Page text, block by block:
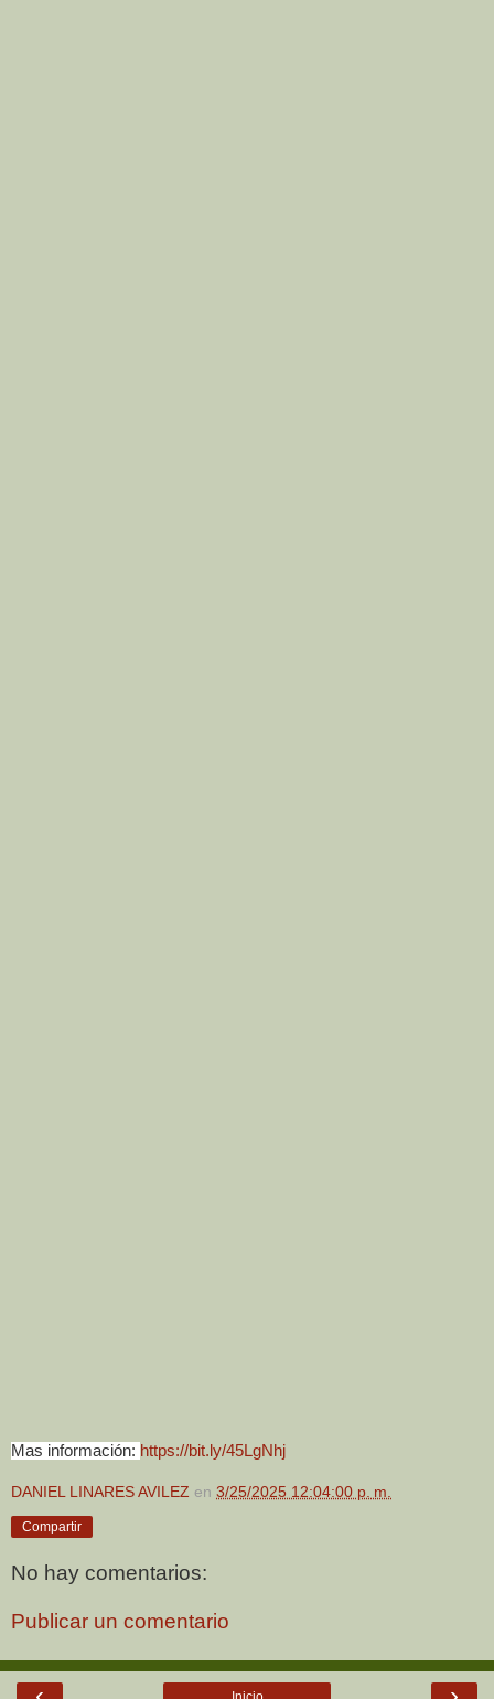
Mas información: https://bit.ly/45LgNhj
DANIEL LINARES AVILEZ en 3/25/2025 12:04:00 p. m.
Compartir
No hay comentarios:
Publicar un comentario